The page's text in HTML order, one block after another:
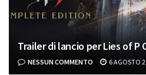
Trailer di lancio per Lies of P
NESSUN COMMENTO 6 AGOSTO